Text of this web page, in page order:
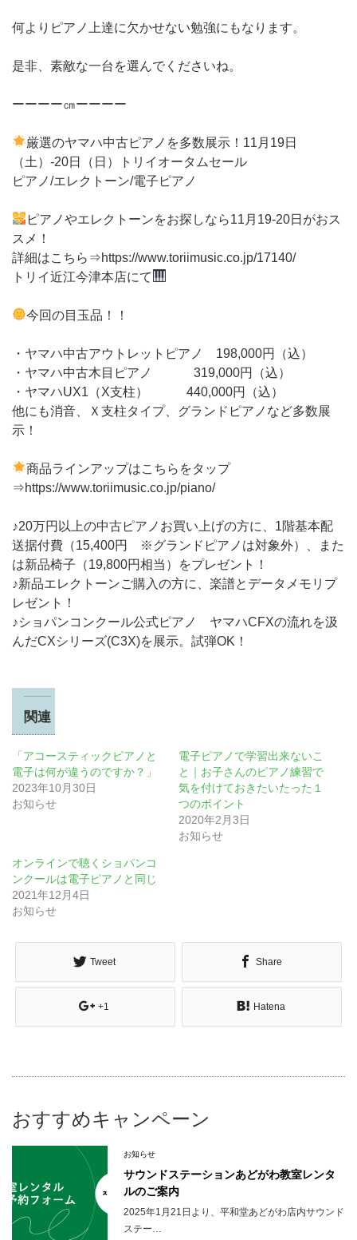
何よりピアノ上達に欠かせない勉強にもなります。
是非、素敵な一台を選んでくださいね。
ーーーー㎝ーーーー
厳選のヤマハ中古ピアノを多数展示！11月19日
（土）-20日（日）トリイオータムセール
ピアノ/エレクトーン/電子ピアノ
ピアノやエレクトーンをお探しなら11月19-20日がおス
スメ！
詳細はこちら⇒https://www.toriimusic.co.jp/17140/
トリイ近江今津本店にて
今回の目玉品！！
・ヤマハ中古アウトレットピアノ 198,000円（込）
・ヤマハ中古木目ピアノ 319,000円（込）
・ヤマハUX1（X支柱） 440,000円（込）
他にも消音、Ｘ支柱タイプ、グランドピアノなど多数展
示！
商品ラインアップはこちらをタップ
⇒https://www.toriimusic.co.jp/piano/
♪20万円以上の中古ピアノお買い上げの方に、1階基本配
送据付費（15,400円 ※グランドピアノは対象外）、また
は新品椅子（19,800円相当）をプレゼント！
♪新品エレクトーンご購入の方に、楽譜とデータメモリプ
レゼント！
♪ショパンコンクール公式ピアノ ヤマハCFXの流れを汲
んだCXシリーズ(C3X)を展示。試弾OK！
関連
「アコースティックピアノと
電子は何が違うのですか？」
2023年10月30日
お知らせ
電子ピアノで学習出来ないこ
と｜お子さんのピアノ練習で
気を付けておきたいたった１
つのポイント
2020年2月3日
お知らせ
オンラインで聴くショパンコ
ンクールは電子ピアノと同じ
2021年12月4日
お知らせ
Tweet Share
+1 Hatena
おすすめキャンペーン
お知らせ
サウンドステーションあどがわ教室レンタ
ルのご案内
2025年1月21日より、平和堂あどがわ店内サウンド
ステー…